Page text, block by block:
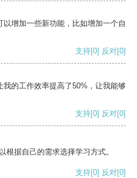
增加一些新功能，比如增加一个自
支持[0] 反对[0]
的工作效率提高了50%，让我能够
支持[0] 反对[0]
根据自己的需求选择学习方式。
支持[0] 反对[0]